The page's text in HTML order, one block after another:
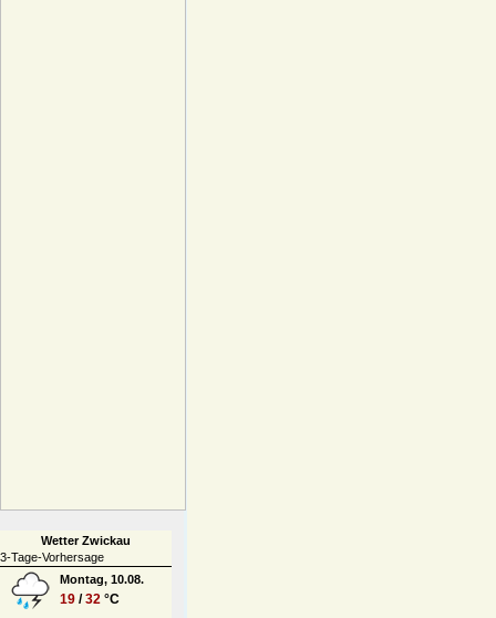
Wetter Zwickau
3-Tage-Vorhersage
Montag, 10.08.
19 /32 °C